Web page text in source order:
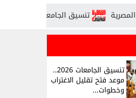
تنسيق الجامعات الحكومية 2026.. رابط تسجيل الرغبات ومواعيد المراحل
تنسيق الجامعات 2026..
موعد فتح تقليل الاغتراب
وخطوات...